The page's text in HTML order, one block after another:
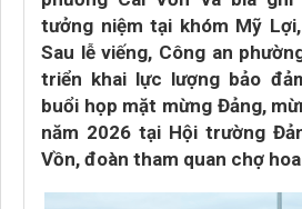
tưởng niệm tại khóm Mỹ
Sau lễ viếng, Công an
triển khai lực lượng bảo
buổi họp mặt mừng Đảng,
năm 2026 tại Hội trường
Vồn, đoàn tham quan chợ